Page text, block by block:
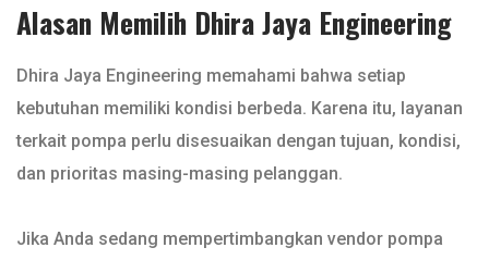
Alasan Memilih Dhira Jaya Engineering
Dhira Jaya Engineering memahami bahwa setiap
kebutuhan memiliki kondisi berbeda. Karena itu, layanan
terkait pompa perlu disesuaikan dengan tujuan, kondisi,
dan prioritas masing-masing pelanggan.
Jika Anda sedang mempertimbangkan vendor pompa